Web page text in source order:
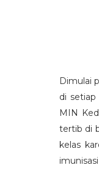
Dimulai
di
MIN
tertib di
kelas